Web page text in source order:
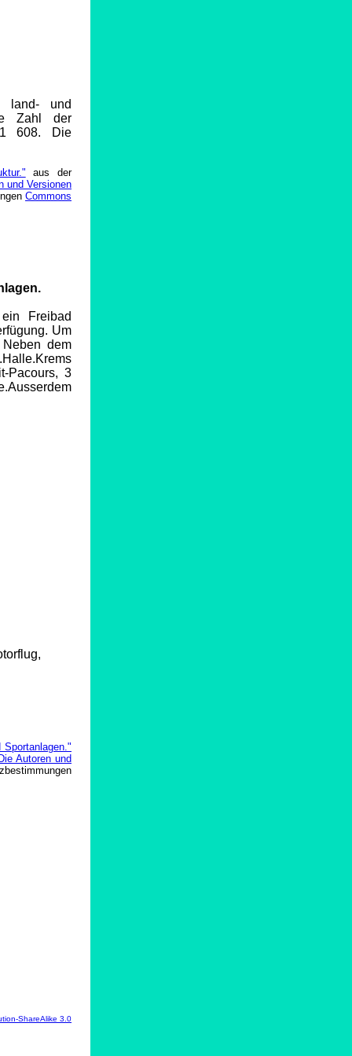
land- und
Zahl der
608. Die
aus der
und Versionen
Commons
Freibad
Um
dem
Pacours, 3
Autoren und
ShareAlike 3.0